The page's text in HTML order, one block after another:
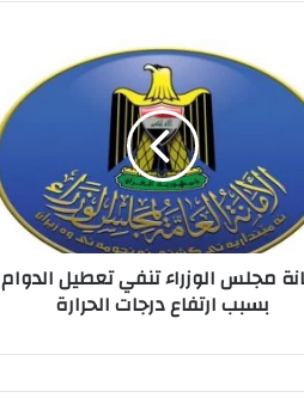
مجلس الوزراء تنفي تعطيل الدوام
بسبب ارتفاع درجات الحرارة